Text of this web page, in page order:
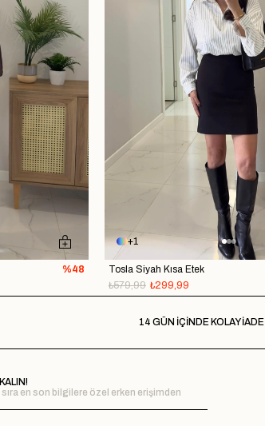
%48
1
Tosla Siyah Kısa Etek
₺299,99
₺579,99
14 GÜN İÇİNDE KOLAY İADE
en son bilgilere özel erken erişimden